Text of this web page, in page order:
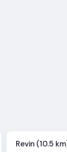
Revin (10.5